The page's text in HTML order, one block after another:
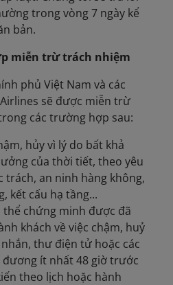
trong vòng 7 ngày kể
bản.
miễn trừ trách nhiệm
phủ Việt Nam và các
sẽ được miễn trừ
các trường hợp sau:
hủy vì lý do bất khả
của thời tiết, theo yêu
trách, an ninh hàng không,
kết cấu hạ tầng...
thể chứng minh được đã
khách về việc chậm, huỷ
thư điện tử hoặc các
ít nhất 48 giờ trước
theo lịch hoặc hành